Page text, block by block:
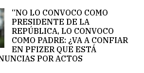
“NO LO CONVOCO COMO
PRESIDENTE DE LA
REPÚBLICA, LO CONVOCO
COMO PADRE: ¿VA A CONFIAR
EN PFIZER QUE ESTÁ
POR ACTOS